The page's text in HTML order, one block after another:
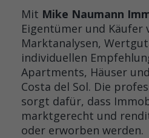
Mit Mike Naumann
Eigentümer und Käufer
Marktanalysen,
individuellen
Apartments, Häuser
Costa del Sol. Die
sorgt dafür, dass
marktgerecht und
oder erworben werden.